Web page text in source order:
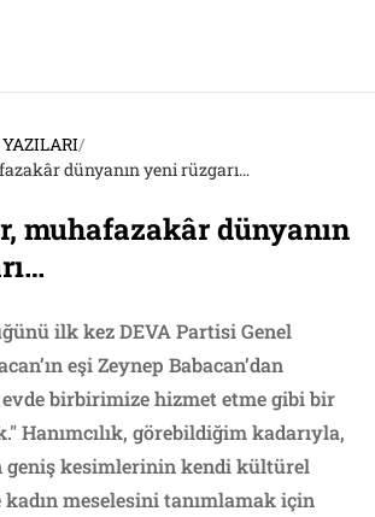
/
dünyanın yeni rüzgarı…
muhafazakâr dünyanın
ilk kez DEVA Partisi Genel
eşi Zeynep Babacan’dan
birbirimize hizmet etme gibi bir
Hanımcılık, görebildiğim kadarıyla,
geniş kesimlerinin kendi kültürel
meselesini tanımlamak için